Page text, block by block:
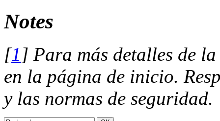
Notes
[1 ] Para más detalles de
en la página de inicio.
y las normas de seguridad.